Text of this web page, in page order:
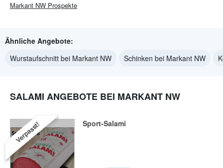
Markant NW Prospekte
Ähnliche Angebote:
Wurstaufschnitt bei Markant NW
Schinken bei Markant NW
SALAMI ANGEBOTE BEI MARKANT NW
Verpasst! Sport-Salami